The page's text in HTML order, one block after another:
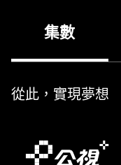
集數
從此，實現夢想